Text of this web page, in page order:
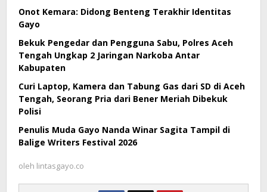
Onot Kemara: Didong Benteng Terakhir Identitas
Gayo
Bekuk Pengedar dan Pengguna Sabu, Polres Aceh
Tengah Ungkap 2 Jaringan Narkoba Antar
Kabupaten
Curi Laptop, Kamera dan Tabung Gas dari SD di Aceh
Tengah, Seorang Pria dari Bener Meriah Dibekuk
Polisi
Penulis Muda Gayo Nanda Winar Sagita Tampil di
Balige Writers Festival 2026
oleh lintasgayo.co